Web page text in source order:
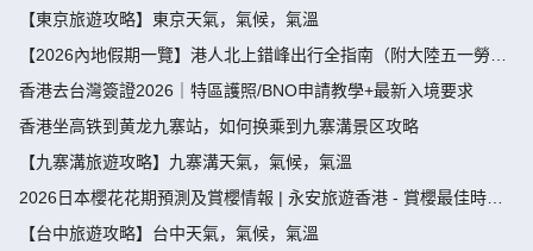
【東京旅遊攻略】東京天氣，氣候，氣溫
【2026內地假期一覽】港人北上錯峰出行全指南（附大陸五一勞動
節，端午節假期攻略）
香港去台灣簽證2026｜特區護照/BNO申請教學+最新入境要求
香港坐高铁到黄龙九寨站，如何换乘到九寨溝景区攻略
【九寨溝旅遊攻略】九寨溝天氣，氣候，氣溫
2026日本櫻花花期預測及賞櫻情報 | 永安旅遊香港 - 賞櫻最佳時
間、地點推薦
【台中旅遊攻略】台中天氣，氣候，氣溫